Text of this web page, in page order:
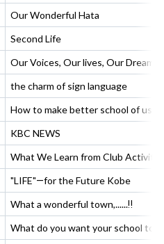
Our Wonderful Hata
Second Life
Our Voices, Our lives, Our Dream
the charm of sign language
How to make better school of us.
KBC NEWS
What We Learn from Club
"LIFE"―for the Future Kobe
What a wonderful town,......‼
What do you want your school to